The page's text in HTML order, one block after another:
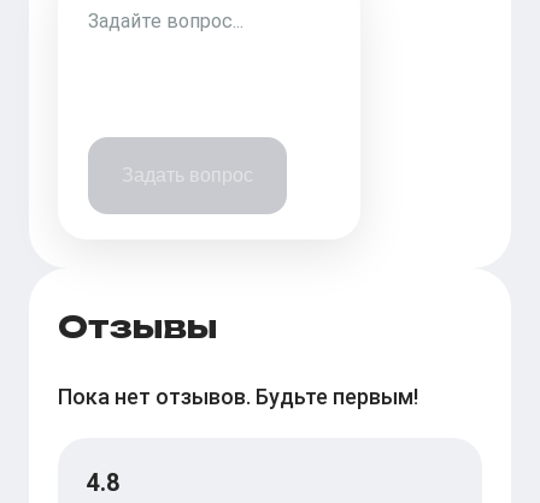
Задать вопрос
Отзывы
Пока нет отзывов. Будьте первым!
4.8